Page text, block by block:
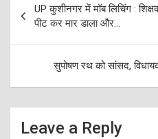
navigation
UP कुशीनगर में मॉब लिचिंग :
पीट कर मार डाला और…
सुपोषण रथ को सांसद,
Leave a Reply